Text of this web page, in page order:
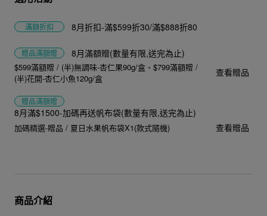
滿額折扣 8月折扣-滿$599折30/滿$888折80
贈品滿額贈 8月滿額贈(數量有限,送完為止)
$599滿額贈 / (半)無調味-杏仁果90g/盒
$799滿額贈 /
(半)花開-杏仁小魚120g/盒
查看贈品
贈品滿額贈
8月滿$1500-加碼再送帆布袋(數量有限,送完為止)
加碼精選-贈品 / 夏日水果帆布袋X1(款式隨機) 查看贈品
商品介紹